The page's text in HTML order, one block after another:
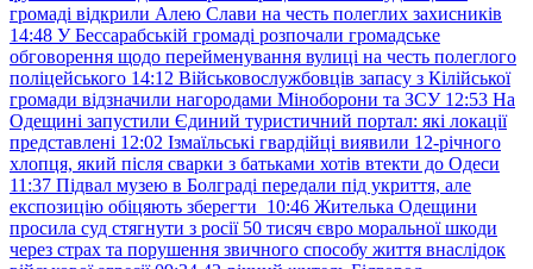
громаді відкрили Алею Слави на честь полеглих захисників
14:48 У Бессарабській громаді розпочали громадське
обговорення щодо перейменування вулиці на честь полеглого
поліцейського 14:12 Військовослужбовців запасу з Кілійської
громади відзначили нагородами Міноборони та ЗСУ 12:53 На
Одещині запустили Єдиний туристичний портал: які локації
представлені 12:02 Ізмаїльські гвардійці виявили 12-річного
хлопця, який після сварки з батьками хотів втекти до Одеси
11:37 Підвал музею в Болграді передали під укриття, але
експозицію обіцяють зберегти 10:46 Жителька Одещини
просила суд стягнути з росії 50 тисяч євро моральної шкоди
через страх та порушення звичного способу життя внаслідок